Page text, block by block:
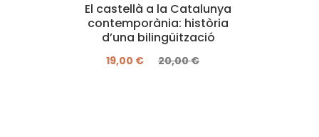
El castellà a la Catalunya
contemporània: història
d’una bilingüització
19,00 € 20,00 €